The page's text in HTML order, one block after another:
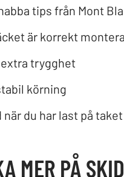
tips från Mont
är korrekt
trygghet
körning
du har last på taket
MER PÅ